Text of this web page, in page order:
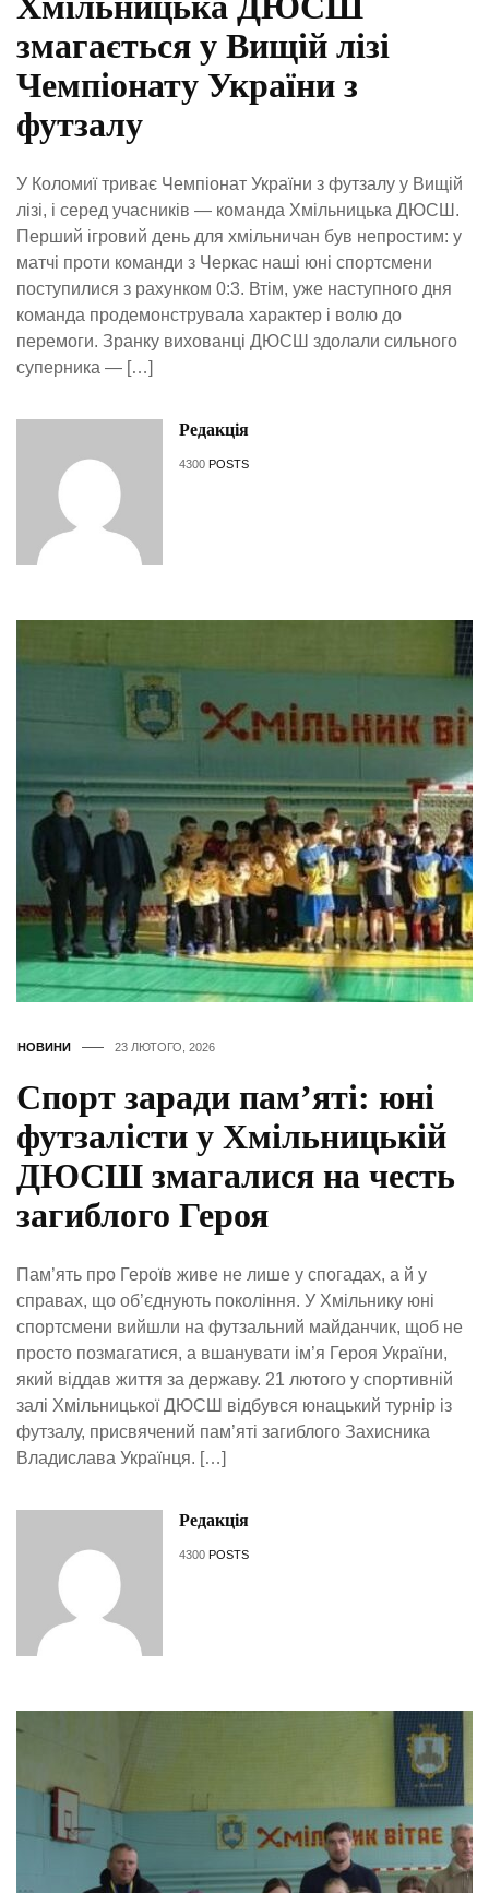
змагається у Вищій лізі
Чемпіонату України з
футзалу
У Коломиї триває Чемпіонат України з футзалу у Вищій
лізі, і серед учасників — команда Хмільницька ДЮСШ.
Перший ігровий день для хмільничан був непростим: у
матчі проти команди з Черкас наші юні спортсмени
поступилися з рахунком 0:3. Втім, уже наступного дня
команда продемонструвала характер і волю до
перемоги. Зранку вихованці ДЮСШ здолали сильного
суперника — […]
Редакція
4300 POSTS
НОВИНИ 23 ЛЮТОГО, 2026
Спорт заради пам’яті: юні
футзалісти у Хмільницькій
ДЮСШ змагалися на честь
загиблого Героя
Пам’ять про Героїв живе не лише у спогадах, а й у
справах, що об’єднують покоління. У Хмільнику юні
спортсмени вийшли на футзальний майданчик, щоб не
просто позмагатися, а вшанувати ім’я Героя України,
який віддав життя за державу. 21 лютого у спортивній
залі Хмільницької ДЮСШ відбувся юнацький турнір із
футзалу, присвячений пам’яті загиблого Захисника
Владислава Українця. […]
Редакція
4300 POSTS